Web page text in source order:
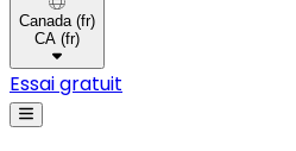
Canada (fr)
CA (fr)
Essai gratuit